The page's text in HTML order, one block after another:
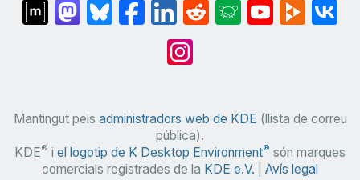
Mantingut pels administradors web de KDE (llista de correu
pública).
KDE® i el logotip de K Desktop Environment® són marques
comercials registrades de la KDE e.V. Avís legal